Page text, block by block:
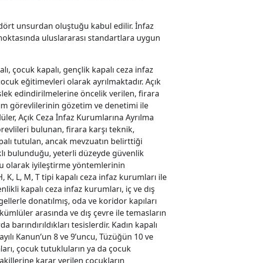
unsurdan oluştuğu kabul edilir. İnfaz
uluslararası standartlara uygun
çocuk kapalı, gençlik kapalı ceza infaz
eğitimevleri olarak ayrılmaktadır. Açık
edindirilmelerine öncelik verilen, firara
görevlilerinin gözetim ve denetimi ile
Açık Ceza İnfaz Kurumlarına Ayrılma
bulunan, firara karşı teknik,
tutulan, ancak mevzuatın belirttiği
bulunduğu, yeterli düzeyde güvenlik
olarak iyileştirme yöntemlerinin
K, L, M, T tipi kapalı ceza infaz kurumları ile
kapalı ceza infaz kurumları, iç ve dış
donatılmış, oda ve koridor kapıları
arasında ve dış çevre ile temasların
tesislerdir. Kadın kapalı
Kanun’un 8 ve 9’uncu, Tüzüğün 10 ve
çocuk tutukluların ya da çocuk
karar verilen çocukların